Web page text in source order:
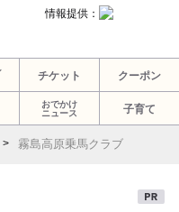
情報提供：
チケット クーポン
おでかけ
ニュース
子育て
霧島高原乗馬クラブ